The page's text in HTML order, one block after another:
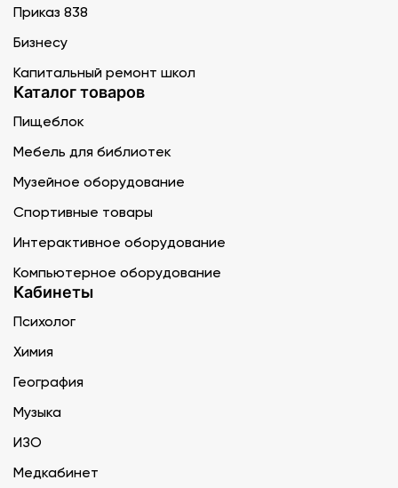
Приказ 838
Бизнесу
Капитальный ремонт школ
Каталог товаров
Пищеблок
Мебель для библиотек
Музейное оборудование
Спортивные товары
Интерактивное оборудование
Компьютерное оборудование
Кабинеты
Психолог
Химия
География
Музыка
ИЗО
Медкабинет